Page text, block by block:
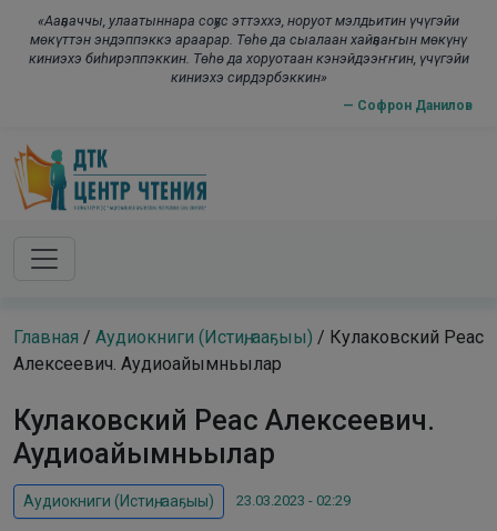
«Ааҕааччы, улаатыннара соҕус эттэххэ, норуот мэлдьитин үчүгэйи
мөкүттэн эндэппэккэ араарар. Төһө да сыалаан хайҕааҥын мөкүнү
киниэхэ биһирэппэккин. Төһө да хоруотаан кэнэйдээҥҥин, үчүгэйи
киниэхэ сирдэрбэккин»
— Софрон Данилов
Skip to main content
Главная / Аудиокниги (Истиҥ, ааҕыы) / Кулаковский Реас
Алексеевич. Аудиоайымньылар
Кулаковский Реас Алексеевич.
Аудиоайымньылар
Аудиокниги (Истиҥ, ааҕыы) 23.03.2023 - 02:29